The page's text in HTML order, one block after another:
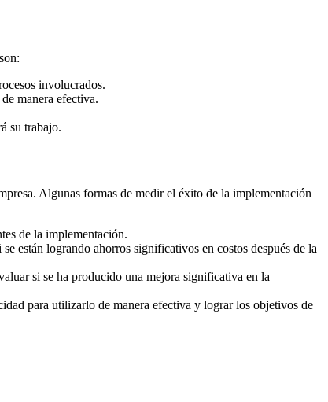
involucrados.
manera efectiva.
su trabajo.
Algunas formas de medir el éxito de la implementación
de la implementación.
están logrando ahorros significativos en costos después de la
si se ha producido una mejora significativa en la
para utilizarlo de manera efectiva y lograr los objetivos de